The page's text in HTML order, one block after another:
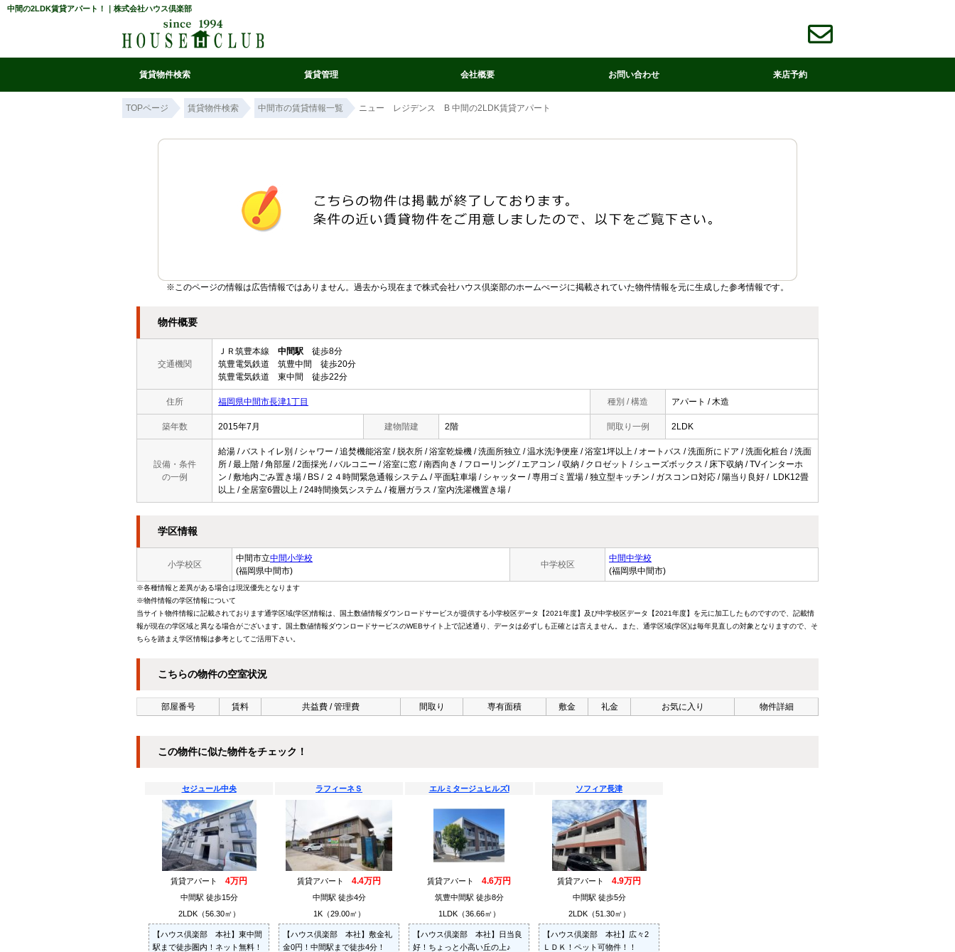
中間の2LDK賃貸アパート！｜株式会社ハウス倶楽部
賃貸物件検索
条件検索
お気に入り
閲覧履歴
マイ条件リスト
賃貸管理 会社概要 お問い合わせ 来店予約
TOPページ 賃貸物件検索 中間市の賃貸情報一覧 ニュー レジデンス B 中間の2LDK賃貸アパート
※このページの情報は広告情報ではありません。過去から現在まで株式会社ハウス倶楽部のホームぺージに掲載されていた物件情報を元に生成した参考情報です。
物件概要
交通機関
ＪＲ筑豊本線 中間駅 徒歩8分
筑豊電気鉄道 筑豊中間 徒歩20分
筑豊電気鉄道 東中間 徒歩22分
住所 福岡県中間市長津1丁目 種別 / 構造 アパート / 木造
築年数 2015年7月 建物階建 2階 間取り一例 2LDK
設備・条件
の一例
給湯 / バストイレ別 / シャワー / 追焚機能浴室 / 脱衣所 / 浴室乾燥機 / 洗面所独立 / 温水洗浄便座 / 浴室1坪以上 / オートバス / 洗面所にドア / 洗面化粧台 / 洗面
所 / 最上階 / 角部屋 / 2面採光 / バルコニー / 浴室に窓 / 南西向き / フローリング / エアコン / 収納 / クロゼット / シューズボックス / 床下収納 / TVインターホ
ン / 敷地内ごみ置き場 / BS / ２４時間緊急通報システム / 平面駐車場 / シャッター / 専用ゴミ置場 / 独立型キッチン / ガスコンロ対応 / 陽当り良好 / LDK12畳
以上 / 全居室6畳以上 / 24時間換気システム / 複層ガラス / 室内洗濯機置き場 /
学区情報
小学校区
中間市立中間小学校
(福岡県中間市)
中学校区
中間中学校
(福岡県中間市)
※各種情報と差異がある場合は現況優先となります
※物件情報の学区情報について
当サイト物件情報に記載されております通学区域(学区)情報は、国土数値情報ダウンロードサービスが提供する小学校区データ【2021年度】及び中学校区データ【2021年度】を元に加工したものですので、記載情
報が現在の学区域と異なる場合がございます。国土数値情報ダウンロードサービスのWEBサイト上で記述通り、データは必ずしも正確とは言えません。また、通学区域(学区)は毎年見直しの対象となりますので、そ
ちらを踏まえ学区情報は参考としてご活用下さい。
こちらの物件の空室状況
部屋番号 賃料 共益費 / 管理費 間取り 専有面積 敷金 礼金 お気に入り 物件詳細
この物件に似た物件をチェック！
セジュール中央
賃貸アパート 4万円
中間駅 徒歩15分
2LDK（56.30㎡）
【ハウス倶楽部 本社】東中間
駅まで徒歩圏内！ネット無料！
ラフィーネＳ
賃貸アパート 4.4万円
中間駅 徒歩4分
1K（29.00㎡）
【ハウス倶楽部 本社】敷金礼
金0円！中間駅まで徒歩4分！
エルミタージュヒルズⅠ
賃貸アパート 4.6万円
筑豊中間駅 徒歩8分
1LDK（36.66㎡）
【ハウス倶楽部 本社】日当良
好！ちょっと小高い丘の上♪
ソフィア長津
賃貸アパート 4.9万円
中間駅 徒歩5分
2LDK（51.30㎡）
【ハウス倶楽部 本社】広々2
ＬＤＫ！ペット可物件！！